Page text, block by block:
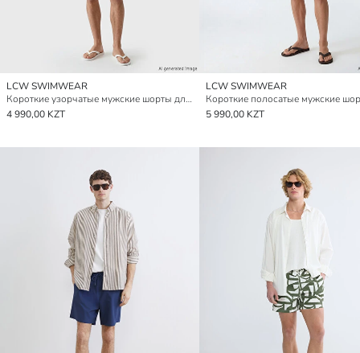
LCW SWIMWEAR
Короткие узорчатые мужские шорты для плавания
4 990,00 KZT
LCW SWIMWEAR
5 990,00 KZT